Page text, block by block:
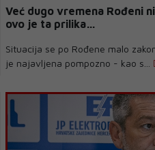
Već dugo vremena Rođeni nisu odigrali
ovo je ta prilika…
Situacija se po Rođene malo
je najavljena pompozno - kao s...